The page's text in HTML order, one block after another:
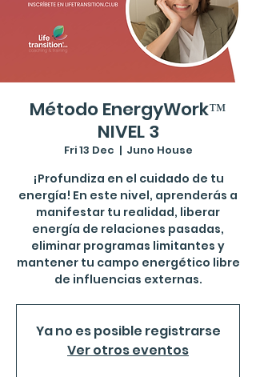
Método EnergyWork™
NIVEL 3
Fri 13 Dec
  |
Juno House
¡Profundiza en el cuidado de tu
energía! En este nivel, aprenderás a
manifestar tu realidad, liberar
energía de relaciones pasadas,
eliminar programas limitantes y
mantener tu campo energético libre
de influencias externas.
Ya no es posible registrarse
Ver otros eventos